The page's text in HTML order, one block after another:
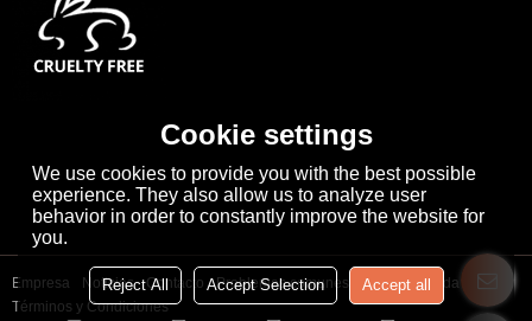
Empresa Noticias Contacto Problemas comunes
Noticia Privada
Términos y Condiciones
Cookie settings
We use cookies to provide you with the best possible
experience. They also allow us to analyze user
behavior in order to constantly improve the website for
you.
Reject All Accept Selection Accept all